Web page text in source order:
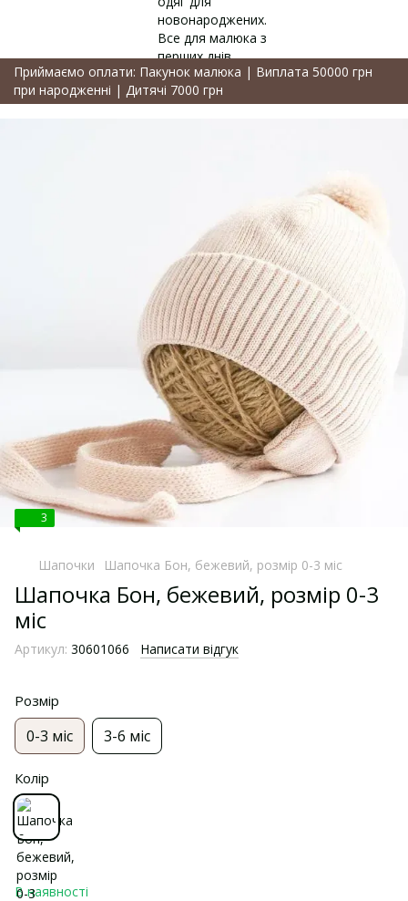
Приймаємо оплати: Пакунок малюка | Виплата 50000 грн
при народженні | Дитячі 7000 грн
3
Шапочки Шапочка Бон, бежевий, розмір 0-3 міс
Шапочка Бон, бежевий, розмір 0-3
міс
Артикул: 30601066 Написати відгук
Розмір
0-3 міс 3-6 міс
Колір
В наявності